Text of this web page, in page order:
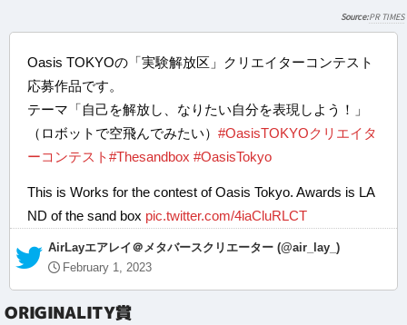
PR TIMES
Oasis TOKYOの「実験解放区」クリエイターコンテスト
応募作品です。
テーマ「自己を解放し、なりたい自分を表現しよう！」
（ロボットで空飛んでみたい） #OasisTOKYOクリエイタ
ーコンテスト#Thesandbox #OasisTokyo
This is Works for the contest of Oasis Tokyo. Awards is LA
ND of the sand box pic.twitter.com/4iaCluRLCT
— AirLayエアレイ＠メタバースクリエーター (@air_lay_)
February 1, 2023
ORIGINALITY賞